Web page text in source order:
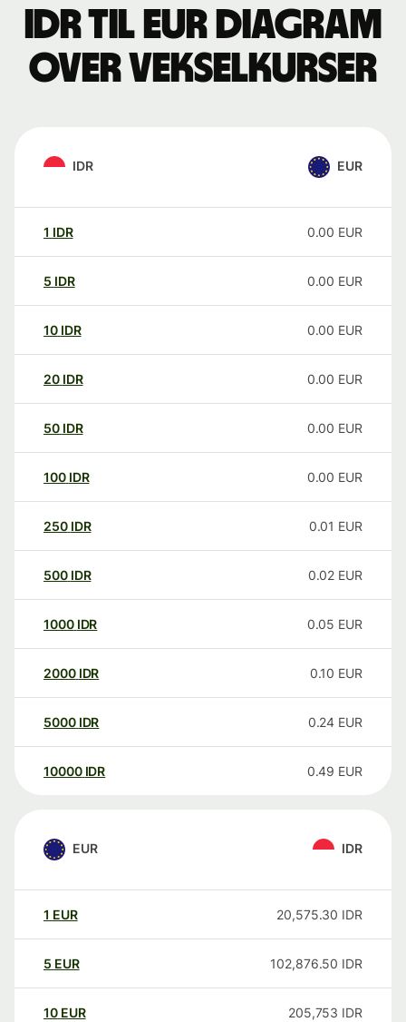
IDR til EUR Diagram
over vekselkurser
IDR EUR
1 IDR 0.00 EUR
5 IDR 0.00 EUR
10 IDR 0.00 EUR
20 IDR 0.00 EUR
50 IDR 0.00 EUR
100 IDR 0.00 EUR
250 IDR 0.01 EUR
500 IDR 0.02 EUR
1000 IDR 0.05 EUR
2000 IDR 0.10 EUR
5000 IDR 0.24 EUR
10000 IDR 0.49 EUR
EUR IDR
1 EUR 20,575.30 IDR
5 EUR 102,876.50 IDR
10 EUR 205,753 IDR